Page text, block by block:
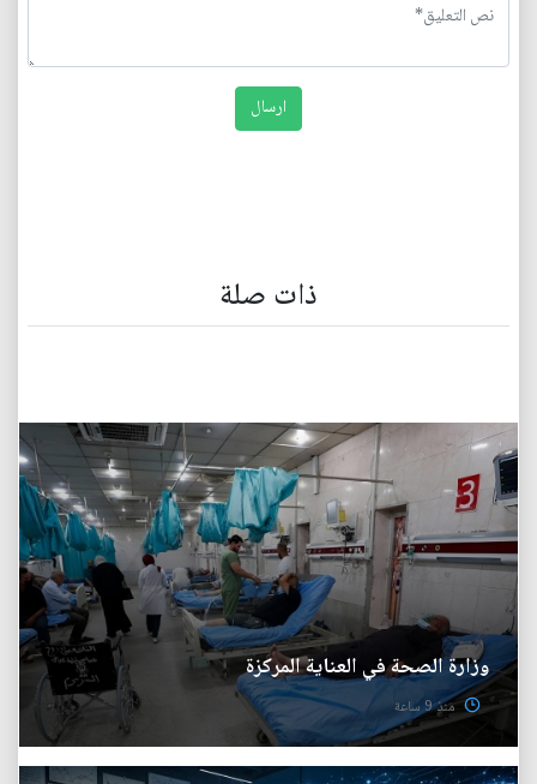
ذات صلة
وزارة الصحة في العناية المركزة
منذ 9 ساعة